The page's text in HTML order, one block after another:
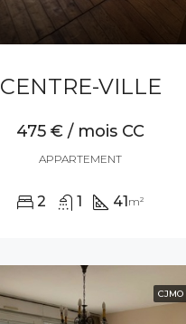
CENTRE-VILLE
475 € / mois CC
APPARTEMENT
2 1 41 m²